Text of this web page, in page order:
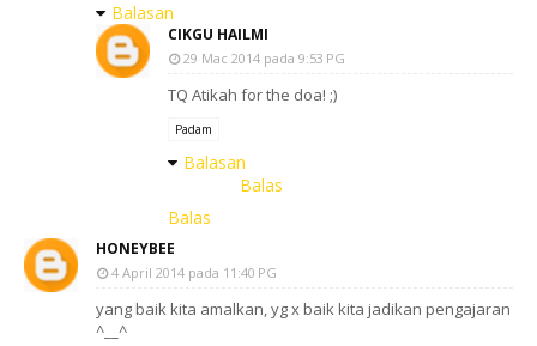
Balasan
CIKGU HAILMI
29 Mac 2014 pada 9:53 PG
TQ Atikah for the doa! ;)
Padam
Balasan
Balas
Balas
HONEYBEE
4 April 2014 pada 11:40 PG
yang baik kita amalkan, yg x baik kita jadikan pengajaran
^__^